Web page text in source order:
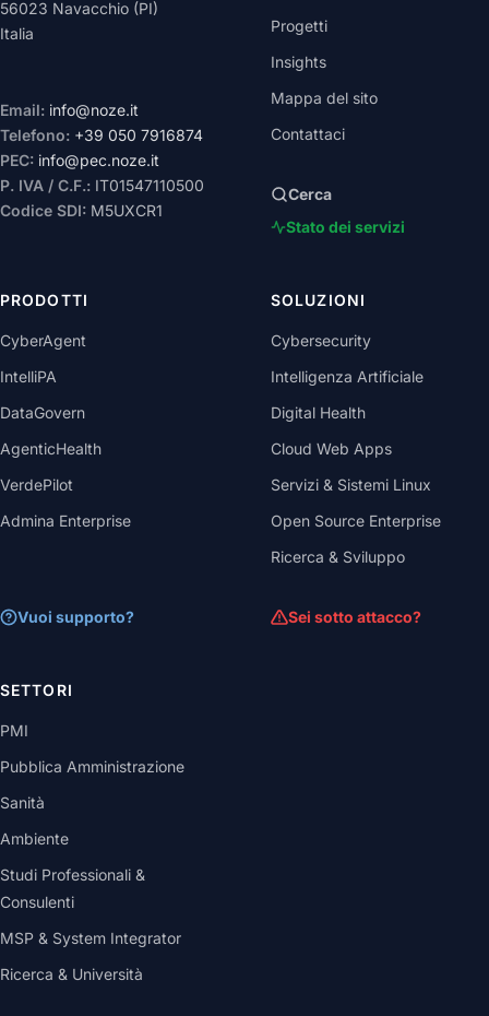
56023 Navacchio (PI)
Italia
Email: info@noze.it
Telefono: +39 050 7916874
PEC: info@pec.noze.it
P. IVA / C.F.: IT01547110500
Codice SDI: M5UXCR1
Progetti
Insights
Mappa del sito
Contattaci
Cerca
Stato dei servizi
PRODOTTI
CyberAgent
IntelliPA
DataGovern
AgenticHealth
VerdePilot
Admina Enterprise
Vuoi supporto?
SOLUZIONI
Cybersecurity
Intelligenza Artificiale
Digital Health
Cloud Web Apps
Servizi & Sistemi Linux
Open Source Enterprise
Ricerca & Sviluppo
Sei sotto attacco?
SETTORI
PMI
Pubblica Amministrazione
Sanità
Ambiente
Studi Professionali &
Consulenti
MSP & System Integrator
Ricerca & Università